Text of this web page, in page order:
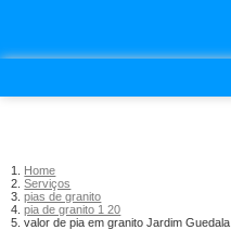
Home
Serviços
pias de granito
pia de granito 1 20
valor de pia em granito Jardim Guedala